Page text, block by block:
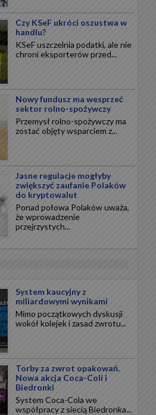
Czy KSeF ukróci oszustwa w
handlu?
KSeF uszczelnia podatki, ale nie
chroni eksporterów przed...
Nowy fundusz ma wesprzeć
sektor rolno-spożywczy
Przemysł rolno-spożywczy ma
zostać objęty wsparciem z...
Jasne regulacje mogłyby
zwiększyć zaufanie Polaków
do kryptowalut
Ponad połowa Polaków uważa,
że wprowadzenie
przejrzystych...
System kaucyjny z
miliardowymi wynikami
Mimo początkowych dyskusji
wokół kolejek i zasad zwrotu...
Torby za zwrot opakowań.
Nowa akcja Coca-Coli i
Biedronki
System Coca-Cola we
współpracy z siecią Biedronka...